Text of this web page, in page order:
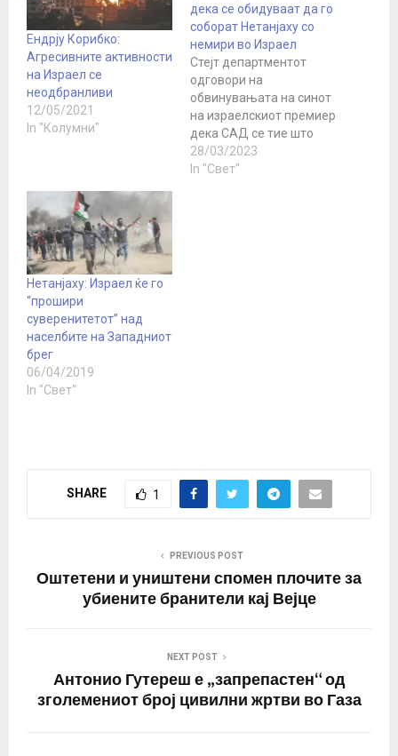
Ендрју Корибко:
Агресивните активности
на Израел се
неодбранливи
12/05/2021
In "Колумни"
дека се обидуваат да го
соборат Нетанјаху со
немири во Израел
Стејт департментот
одговори на
обвинувањата на синот
на израелскиот премиер
дека САД се тие што
предизвикале немири
во земјата за да го
28/03/2023
In "Свет"
Нетанјаху: Израел ќе го
“прошири
суверенитетот” над
населбите на Западниот
брег
06/04/2019
In "Свет"
SHARE 1
PREVIOUS POST
Оштетени и уништени спомен плочите за
убиените бранители кај Вејце
NEXT POST
Антонио Гутереш е „запрепастен“ од
зголемениот број цивилни жртви во Газа